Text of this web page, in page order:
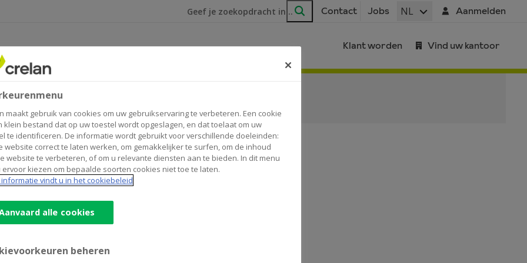
Ik ben op zoek naar
Zoeken
Contact Jobs NL Aanmelden
Klant worden Vind uw kantoor
zorg
palliatieve zorg
maakt gebruik van cookies om uw gebruikservaring te verbeteren. Een cookie
klein bestand dat op uw toestel wordt opgeslagen, en dat toelaat om uw
te identificeren. De informatie wordt gebruikt voor verschillende doeleinden:
website correct te laten werken, om gemakkelijker te surfen, om de inhoud
website te verbeteren, of om u relevante diensten aan te bieden. In dit menu
ervoor kiezen om bepaalde soorten cookies niet toe te laten.
vindt u in het cookiebeleid
alle cookies
beheren